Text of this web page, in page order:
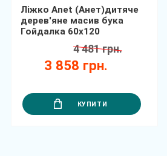
Ліжко Anet (Анет)дитяче
дерев'яне масив бука
Гойдалка 60х120
3 858 грн.
4 481 грн.
КУПИТИ